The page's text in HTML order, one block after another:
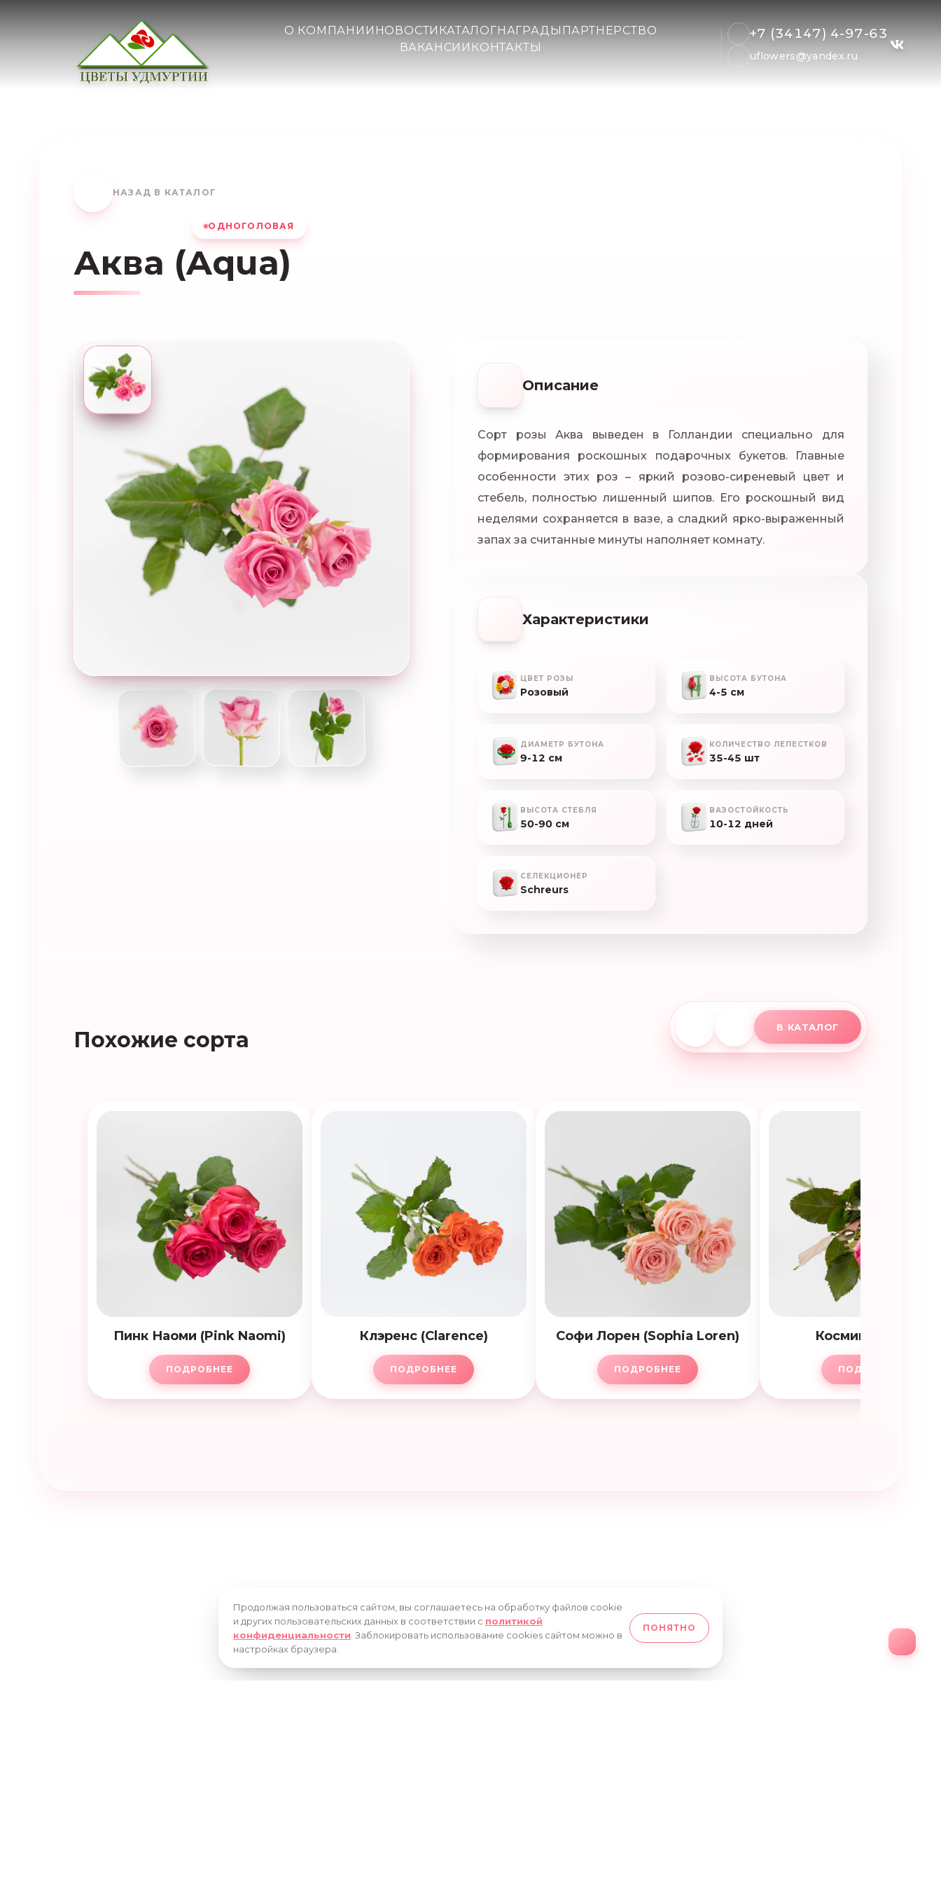
О КОМПАНИИ НОВОСТИ КАТАЛОГНАГРАДЫ ПАРТНЕРСТВО
ВАКАНСИИ КОНТАКТЫ
+7 (34147) 4-97-63
uflowers@yandex.ru
НАЗАД В КАТАЛОГ
ОДНОГОЛОВАЯ
Аква (Aqua)
Описание
Сорт розы Аква выведен в Голландии специально для
формирования роскошных подарочных букетов. Главные
особенности этих роз – яркий розово-сиреневый цвет и
стебель, полностью лишенный шипов. Его роскошный вид
неделями сохраняется в вазе, а сладкий ярко-выраженный
запах за считанные минуты наполняет комнату.
Характеристики
ЦВЕТ РОЗЫ
Розовый
ВЫСОТА БУТОНА
4-5 см
ДИАМЕТР БУТОНА
9-12 см
КОЛИЧЕСТВО ЛЕПЕСТКОВ
35-45 шт
ВЫСОТА СТЕБЛЯ
50-90 см
ВАЗОСТОЙКОСТЬ
10-12 дней
СЕЛЕКЦИОНЕР
Schreurs
Похожие сорта В КАТАЛОГ
Пинк Наоми (Pink Naomi)
ПОДРОБНЕЕ
Клэренс (Clarence)
ПОДРОБНЕЕ
Софи Лорен (Sophia Loren)
ПОДРОБНЕЕ
Космик (Cosmiq)
ПОДРОБНЕЕ
Продолжая пользоваться сайтом, вы соглашаетесь на обработку файлов cookie
и других пользовательских данных в соответствии с политикой
конфиденциальности . Заблокировать использование cookies сайтом можно в
настройках браузера.
ПОНЯТНО